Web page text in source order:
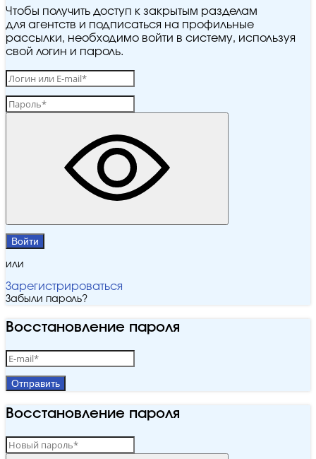
Чтобы получить доступ к закрытым разделам
для агентств и подписаться на профильные
рассылки, необходимо войти в систему, используя
свой логин и пароль.
Войти
или
Зарегистрироваться
Забыли пароль?
Восстановление пароля
Отправить
Восстановление пароля